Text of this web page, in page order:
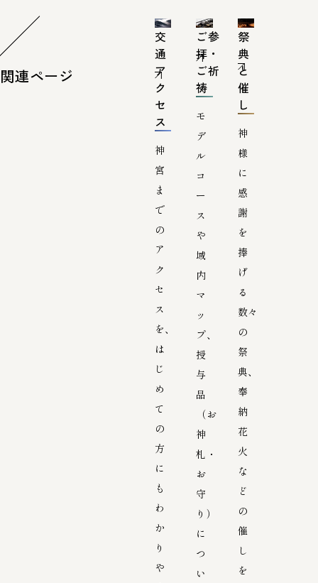
関連ページ
交
通
ア
ク
セ
ス
神
宮
ま
で
の
ア
ク
セ
ス
を、
は
じ
め
て
の
方
に
も
わ
か
り
や
ご参
拝・
ご祈
祷
モ
デ
ル
コ
ー
ス
や
域
内
マ
ッ
プ、
授
与
品
（お
神
札・
お
守
り）
に
つ
い
祭
典
と
催
し
神
様
に
感
謝
を
捧
げ
る
数々
の
祭
典、
奉
納
花
火
な
ど
の
催
し
を